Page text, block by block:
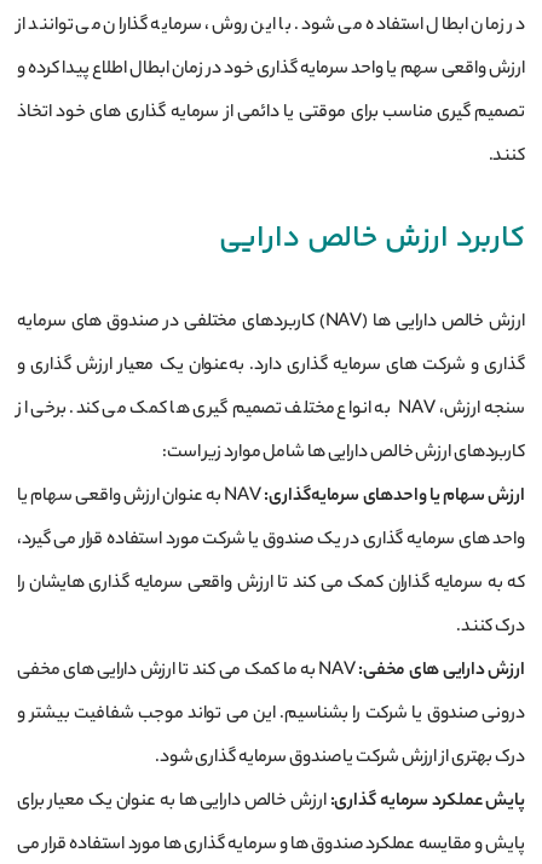
در زمان ابطال استفاده می ‌شود. با این روش، سرمایه ‌گذاران می ‌توانند از
ارزش واقعی سهم یا واحد سرمایه‌ گذاری خود در زمان ابطال اطلاع پیدا کرده و
تصمیم‌ گیری مناسب برای موقتی یا دائمی از سرمایه ‌گذاری ‌های خود اتخاذ
کنند.
کاربرد ارزش خالص دارایی‌
ارزش خالص دارایی‌ ها (NAV) کاربردهای مختلفی در صندوق ‌های سرمایه‌
گذاری و شرکت‌ های سرمایه‌ گذاری دارد. به‌عنوان یک معیار ارزش ‌گذاری و
سنجه ارزش، NAV به انواع مختلف تصمیم‌ گیری ‌ها کمک می ‌کند. برخی از
کاربردهای ارزش خالص دارایی ‌ها شامل موارد زیر است:
ارزش سهام یا واحدهای سرمایه‌گذاری:
NAV به عنوان ارزش واقعی سهام یا
واحد های سرمایه‌ گذاری در یک صندوق یا شرکت مورد استفاده قرار می ‌گیرد،
که به سرمایه ‌گذاران کمک می‌ کند تا ارزش واقعی سرمایه‌ گذاری ‌هایشان را
درک کنند.
ارزش دارایی ‌های مخفی:
NAV به ما کمک می‌ کند تا ارزش دارایی ‌های مخفی
درونی صندوق یا شرکت را بشناسیم. این می ‌تواند موجب شفافیت بیشتر و
درک بهتری از ارزش شرکت یا صندوق سرمایه ‌گذاری شود.
پایش عملکرد سرمایه ‌گذاری:ارزش خالص دارایی ‌ها به عنوان یک معیار برای
پایش و مقایسه عملکرد صندوق ‌ها و سرمایه‌ گذاری‌ ها مورد استفاده قرار می